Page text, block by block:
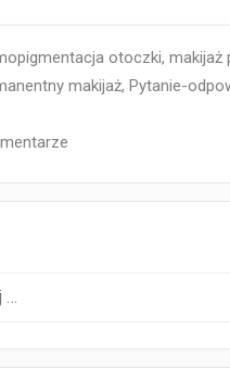
otoczki, makijaż
makijaż, Pytanie-